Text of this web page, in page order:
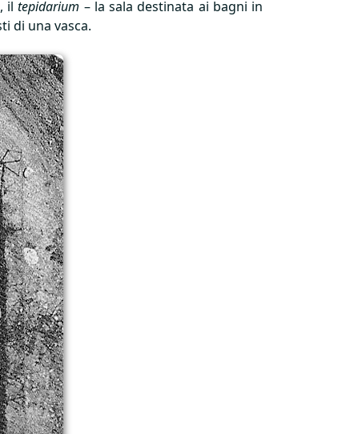
, iltepidarium – la sala destinata ai bagni in
di una vasca.